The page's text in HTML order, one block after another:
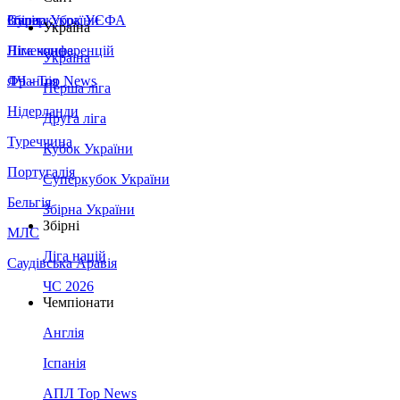
Збірна України
Італія
Німеччина
Франція
Нідерланди
Туреччина
Португалія
Бельгія
МЛС
Саудівська Аравія
Суперкубок УЄФА
Ліга конференцій
ЛЧ - Top News
Україна
Україна
Перша ліга
Друга ліга
Кубок України
Суперкубок України
Збірна України
Збірні
Ліга націй
ЧС 2026
Чемпіонати
Англія
Іспанія
АПЛ Top News